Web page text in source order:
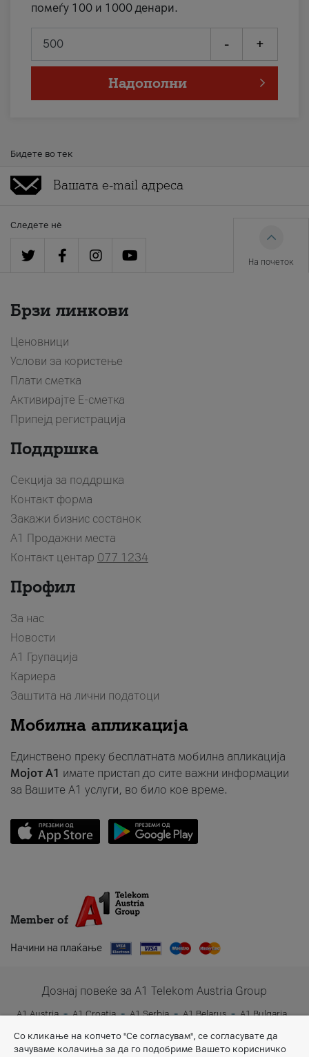
помеѓу 100 и 1000 денари.
- +
Надополни
Бидете во тек
Следете нè
На почеток
Брзи линкови
Ценовници
Услови за користење
Плати сметка
Активирајте Е-сметка
Припејд регистрација
Поддршка
Секција за поддршка
Контакт форма
Закажи бизнис состанок
A1 Продажни места
Контакт центар 077 1234
Профил
За нас
Новости
А1 Групација
Кариера
Заштита на лични податоци
Мобилна апликација
Единствено преку бесплатната мобилна апликација
Мојот A1 имате пристап до сите важни информации
за Вашите A1 услуги, во било кое време.
Member of
Начини на плаќање
Дознај повеќе за A1 Telekom Austria Group
A1 Austria A1 Croatia A1 Serbia A1 Belarus
A1 Bulgaria
A1 Slovenia
A1 Digital
Со кликање на копчето "Се согласувам", се согласувате да
зачуваме колачиња за да го подобриме Вашето корисничко